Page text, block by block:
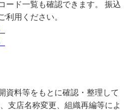
ード一覧も確認できます。 振込
利用ください。
資料等をもとに確認・整理して
支店名称変更、組織再編等によ